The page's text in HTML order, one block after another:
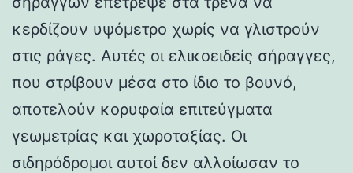
κερδίζουν υψόμετρο χωρίς να γλιστρούν
στις ράγες. Αυτές οι ελικοειδείς σήραγγες,
που στρίβουν μέσα στο ίδιο το βουνό,
αποτελούν κορυφαία επιτεύγματα
γεωμετρίας και χωροταξίας. Οι
σιδηρόδρομοι αυτοί δεν αλλοίωσαν το